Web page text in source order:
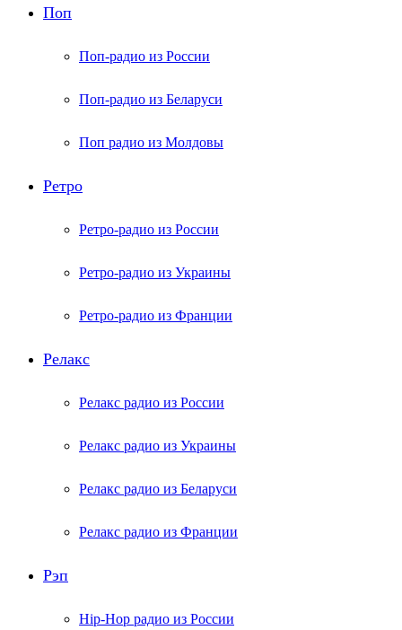
Поп
Поп-радио из России
Поп-радио из Беларуси
Поп радио из Молдовы
Ретро
Ретро-радио из России
Ретро-радио из Украины
Ретро-радио из Франции
Релакс
Релакс радио из России
Релакс радио из Украины
Релакс радио из Беларуси
Релакс радио из Франции
Рэп
Hip-Hop радио из России